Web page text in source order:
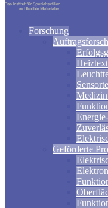
Forschung
Geförderte